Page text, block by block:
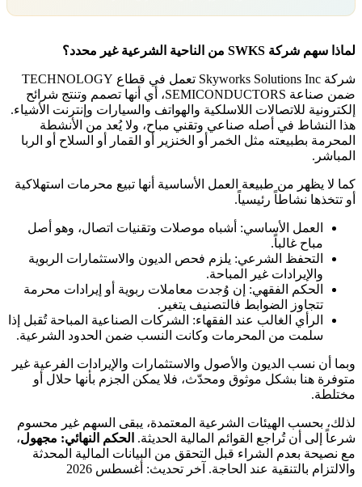
لماذا سهم شركة SWKS من الناحية الشرعية غير محدد؟
شركة Skyworks Solutions Inc تعمل في قطاع TECHNOLOGY
ضمن صناعة SEMICONDUCTORS، أي أنها تصمم وتنتج شرائح
إلكترونية للاتصالات اللاسلكية والهواتف والسيارات وإنترنت الأشياء.
هذا النشاط في أصله صناعي وتقني مباح، ولا يُعد من الأنشطة
المحرمة بطبيعته مثل الخمر أو الخنزير أو القمار أو السلاح أو الربا
المباشر.
كما لا يظهر من طبيعة العمل الأساسية أنها تبيع محرمات استهلاكية
أو تتخذها نشاطاً رئيسياً.
العمل الأساسي: أشباه موصلات وتقنيات اتصال، وهو أصل
مباح غالباً.
التحفظ الشرعي: يلزم فحص الديون والاستثمارات الربوية
والإيرادات غير المباحة.
الحكم الفقهي: إن وُجدت معاملات ربوية أو إيرادات محرمة
تتجاوز الضوابط فالتصنيف يتغير.
الرأي الغالب عند الفقهاء: الشركات الصناعية المباحة تُقبل إذا
سلمت من المحرمات وكانت النسب ضمن الحدود الشرعية.
وبما أن نسب الديون والأصول والاستثمارات والإيرادات الفرعية غير
متوفرة هنا بشكل موثوق ومحدّث، فلا يمكن الجزم بأنها حلال أو
مختلطة.
لذلك، بحسب الهيئات الشرعية المعتمدة، يبقى السهم غير محسوم
شرعاً إلى أن تُراجع القوائم المالية الحديثة. الحكم النهائي: مجهول ،
مع نصيحة بعدم الشراء قبل التحقق من البيانات المالية المحدثة
والالتزام بالتنقية عند الحاجة. آخر تحديث: أغسطس 2026